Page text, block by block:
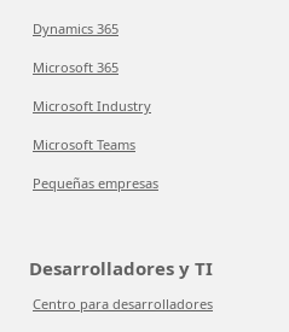
Dynamics 365
Microsoft 365
Microsoft Industry
Microsoft Teams
Pequeñas empresas
Desarrolladores y TI
Centro para desarrolladores